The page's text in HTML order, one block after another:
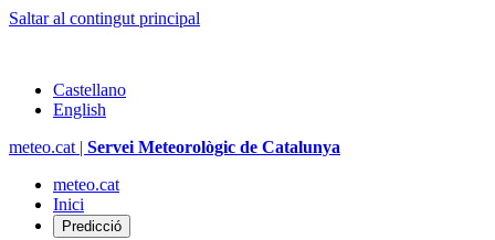
Saltar al contingut principal
Castellano
English
meteo.cat | Servei Meteorològic de Catalunya
meteo.cat
Inici
Predicció